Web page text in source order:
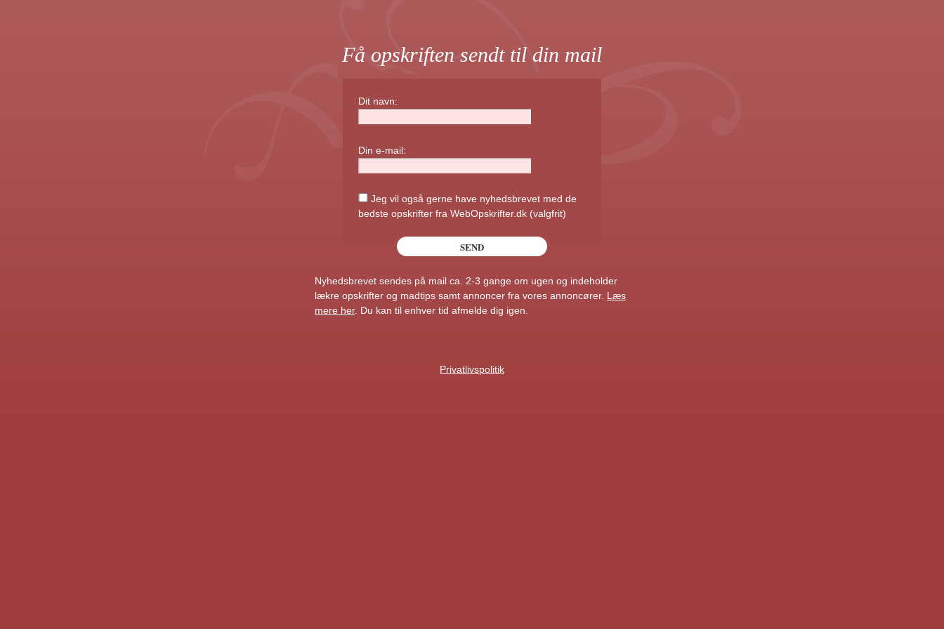
Få opskriften sendt til din mail
Dit navn:
Din e-mail:
Jeg vil også gerne have nyhedsbrevet med de
bedste opskrifter fra WebOpskrifter.dk (valgfrit)
Nyhedsbrevet sendes på mail ca. 2-3 gange om ugen og indeholder
lækre opskrifter og madtips samt annoncer fra vores annoncører. Læs
mere her. Du kan til enhver tid afmelde dig igen.
Privatlivspolitik